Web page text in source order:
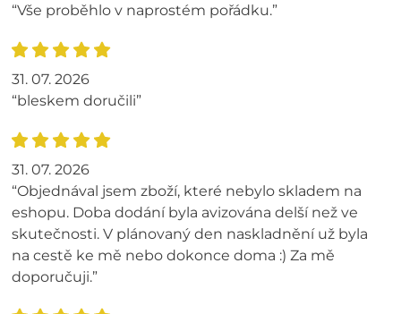
“Vše proběhlo v naprostém pořádku.”
31. 07. 2026
“bleskem doručili”
31. 07. 2026
“Objednával jsem zboží, které nebylo skladem na
eshopu. Doba dodání byla avizována delší než ve
skutečnosti. V plánovaný den naskladnění už byla
na cestě ke mě nebo dokonce doma :) Za mě
doporučuji.”